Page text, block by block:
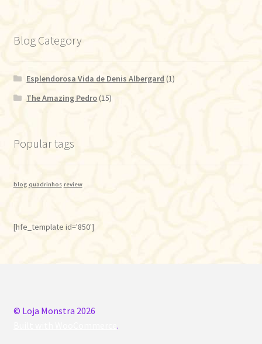
Blog Category
Esplendorosa Vida de Denis Albergard (1)
The Amazing Pedro(15)
Popular tags
blog quadrinhos review
[hfe_template id='850']
© Loja Monstra 2026
.